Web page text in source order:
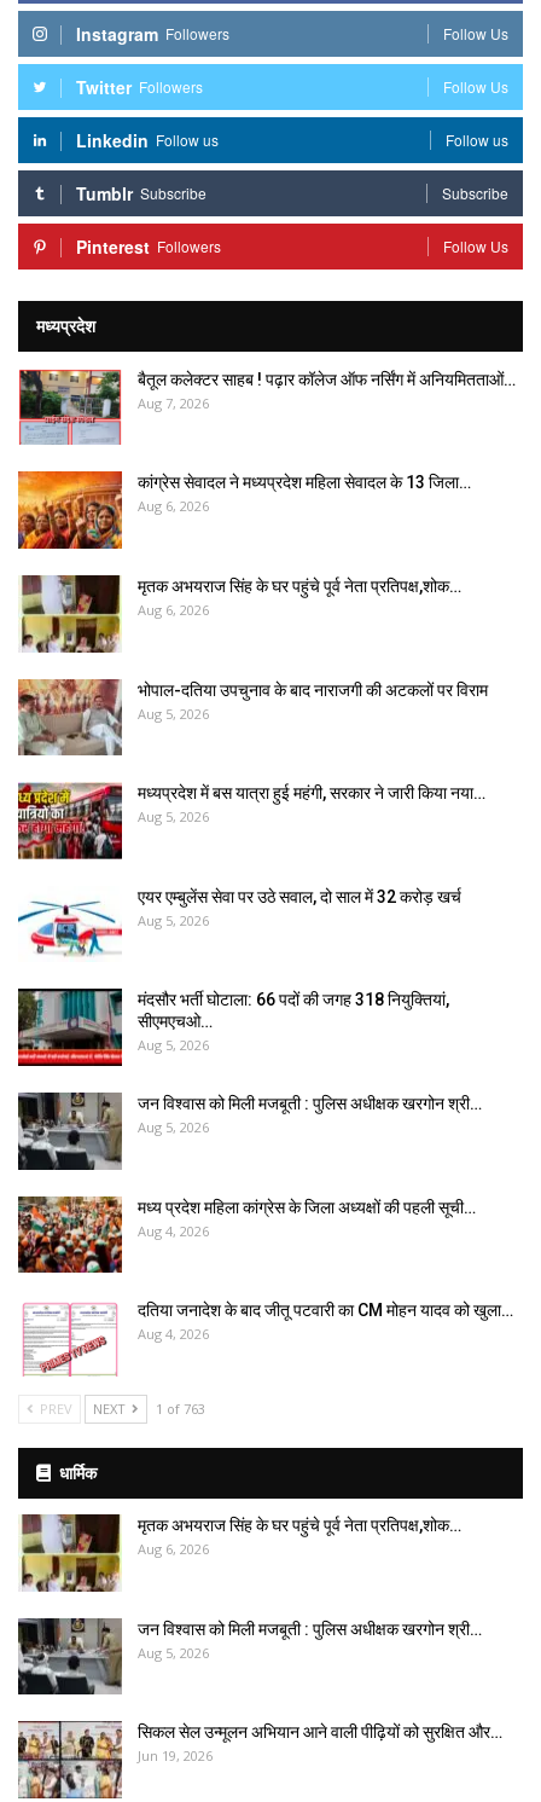
Instagram Followers Follow Us
Twitter Followers Follow Us
Linkedin Follow us Follow us
Tumblr Subscribe Subscribe
Pinterest Followers Follow Us
मध्यप्रदेश
बैतूल कलेक्टर साहब ! पढ़ार कॉलेज ऑफ नर्सिंग में अनियमितताओं…
Aug 7, 2026
कांग्रेस सेवादल ने मध्यप्रदेश महिला सेवादल के 13 जिला…
Aug 6, 2026
मृतक अभयराज सिंह के घर पहुंचे पूर्व नेता प्रतिपक्ष,शोक…
Aug 6, 2026
भोपाल-दतिया उपचुनाव के बाद नाराजगी की अटकलों पर विराम
Aug 5, 2026
मध्यप्रदेश में बस यात्रा हुई महंगी, सरकार ने जारी किया नया…
Aug 5, 2026
एयर एम्बुलेंस सेवा पर उठे सवाल, दो साल में ₹32 करोड़ खर्च
Aug 5, 2026
मंदसौर भर्ती घोटाला: 66 पदों की जगह 318 नियुक्तियां,
सीएमएचओ…
Aug 5, 2026
जन विश्वास को मिली मजबूती : पुलिस अधीक्षक खरगोन श्री…
Aug 5, 2026
मध्य प्रदेश महिला कांग्रेस के जिला अध्यक्षों की पहली सूची…
Aug 4, 2026
दतिया जनादेश के बाद जीतू पटवारी का CM मोहन यादव को खुला…
Aug 4, 2026
PREV NEXT 1 of 763
धार्मिक
मृतक अभयराज सिंह के घर पहुंचे पूर्व नेता प्रतिपक्ष,शोक…
Aug 6, 2026
जन विश्वास को मिली मजबूती : पुलिस अधीक्षक खरगोन श्री…
Aug 5, 2026
सिकल सेल उन्मूलन अभियान आने वाली पीढ़ियों को सुरक्षित और…
Jun 19, 2026